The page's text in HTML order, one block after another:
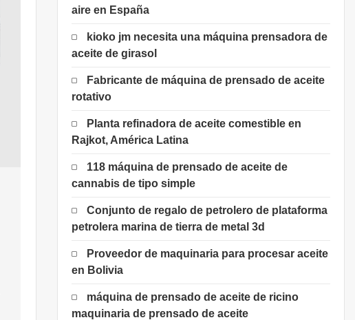
aire en España
kioko jm necesita una máquina prensadora de
aceite de girasol
Fabricante de máquina de prensado de aceite
rotativo
Planta refinadora de aceite comestible en
Rajkot, América Latina
118 máquina de prensado de aceite de
cannabis de tipo simple
Conjunto de regalo de petrolero de plataforma
petrolera marina de tierra de metal 3d
Proveedor de maquinaria para procesar aceite
en Bolivia
máquina de prensado de aceite de ricino
maquinaria de prensado de aceite